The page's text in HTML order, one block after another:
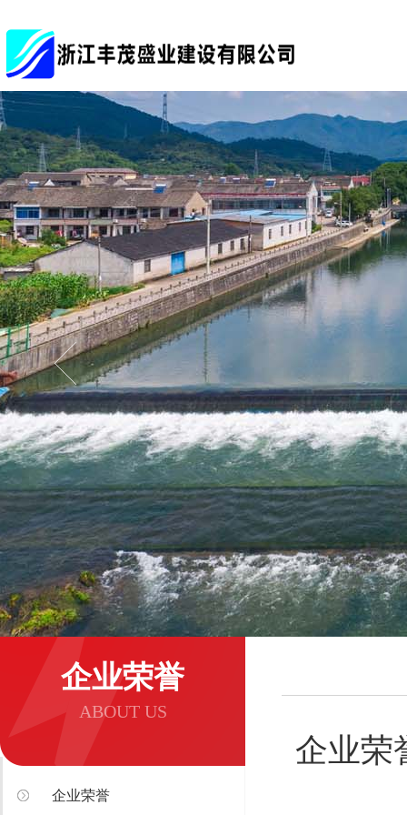
企业荣誉
ABOUT US
企业荣誉
企业荣